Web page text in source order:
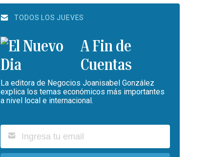
TODOS LOS JUEVES
A Fin de
Cuentas
La editora de Negocios Joanisabel González
explica los temas económicos más importantes
a nivel local e internacional.